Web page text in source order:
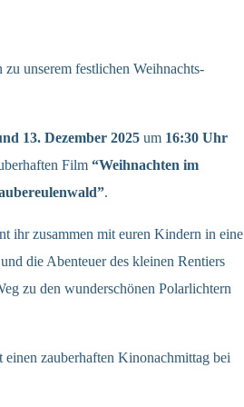
unserem festlichen Weihnachts-
13. Dezember 2025um 16:30 Uhr
Film“Weihnachten im
.
ihr zusammen mit euren Kindern in eine
die Abenteuer des kleinen Rentiers
zu den wunderschönen Polarlichtern
zauberhaften Kinonachmittag bei